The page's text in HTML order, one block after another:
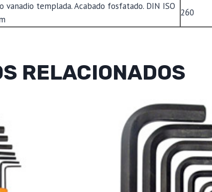
vanadio templada. Acabado fosfatado. DIN ISO
260
RELACIONADOS